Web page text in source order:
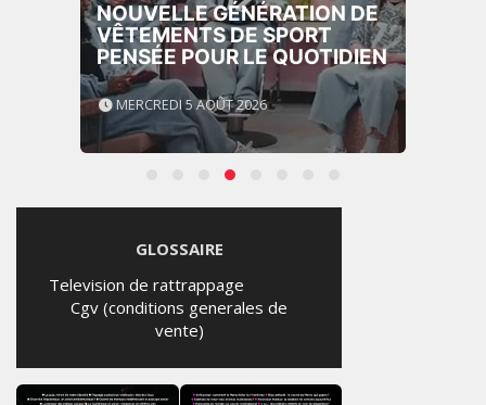
NOUVELLE GÉNÉRATION DE
VÊTEMENTS DE SPORT
PENSÉE POUR LE QUOTIDIEN
MERCREDI 5 AOÛT 2026
GLOSSAIRE
Television de rattrappage
Cgv (conditions generales de
vente)